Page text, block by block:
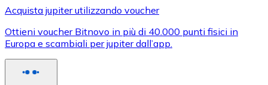
Acquista jupiter utilizzando voucher
Ottieni voucher Bitnovo in più di 40.000 punti fisici in
Europa e scambiali per jupiter dall’app.